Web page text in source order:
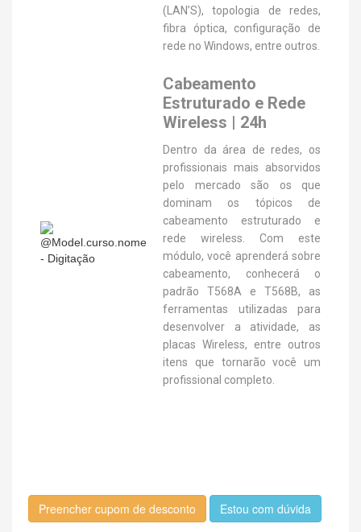
(LAN’S), topologia de redes,
fibra óptica, configuração de
rede no Windows, entre outros.
Cabeamento
Estruturado e Rede
Wireless | 24h
Dentro da área de redes, os
profissionais mais absorvidos
pelo mercado são os que
dominam os tópicos de
cabeamento estruturado e
rede wireless. Com este
módulo, você aprenderá sobre
cabeamento, conhecerá o
padrão T568A e T568B, as
ferramentas utilizadas para
desenvolver a atividade, as
placas Wireless, entre outros
itens que tornarão você um
profissional completo.
Preencher cupom de desconto Estou com dúvida